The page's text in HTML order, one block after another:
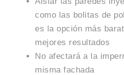
como las bolitas de
es la opción más
mejores resultados
No afectará a la
misma fachada